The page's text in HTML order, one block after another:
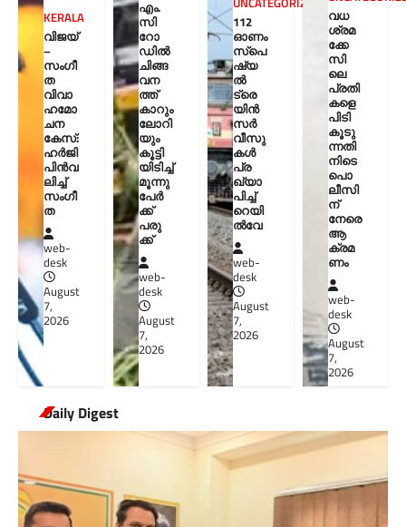
KERALA
വിജയ്
–
സംഗീ
ത
വിവാ
ഹമോ
ചന
കേസ്:
ഹർജി
പിൻവ
ലിച്ച്
സംഗീ
ത
web-
desk
August
7,
2026
എം.
സി
റോ
ഡിൽ
ചിങ്ങ
വന
ത്ത്
കാറും
ലോറി
യും
കൂട്ടി
യിടിച്ച്
മൂന്നു
പേർ
ക്ക്
പരു
ക്ക്
web-
desk
August
7,
2026
112
ഓണം
സ്പെ
ഷ്യ
ൽ
ട്രെ
യിൻ
സർ
വീസു
കൾ
പ്ര
ഖ്യാ
പിച്ച്
റെയി
ൽവേ
web-
desk
August
7,
2026
വധ
ശ്രമ
ക്കേ
സി
ലെ
പ്രതി
കളെ
പിടി
കൂടു
ന്നതി
നിടെ
പൊ
ലീസി
ന്
നേരെ
ആ
ക്രമ
ണം
web-
desk
August
7,
2026
Daily Digest